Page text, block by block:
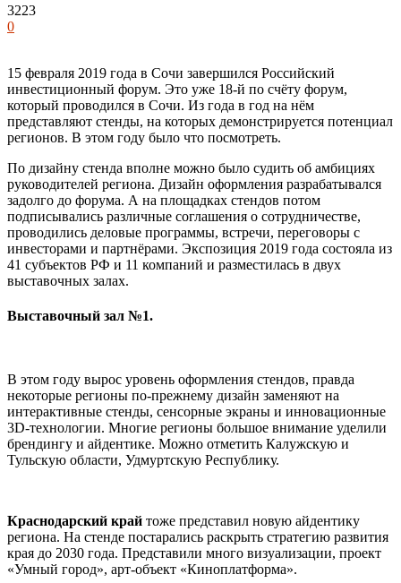
3223
0
15 февраля 2019 года в Сочи завершился Российский
инвестиционный форум. Это уже 18-й по счёту форум,
который проводился в Сочи. Из года в год на нём
представляют стенды, на которых демонстрируется потенциал
регионов. В этом году было что посмотреть.
По дизайну стенда вполне можно было судить об амбициях
руководителей региона. Дизайн оформления разрабатывался
задолго до форума. А на площадках стендов потом
подписывались различные соглашения о сотрудничестве,
проводились деловые программы, встречи, переговоры с
инвесторами и партнёрами. Экспозиция 2019 года состояла из
41 субъектов РФ и 11 компаний и разместилась в двух
выставочных залах.
Выставочный зал №1.
В этом году вырос уровень оформления стендов, правда
некоторые регионы по-прежнему дизайн заменяют на
интерактивные стенды, сенсорные экраны и инновационные
3D-технологии. Многие регионы большое внимание уделили
брендингу и айдентике. Можно отметить Калужскую и
Тульскую области, Удмуртскую Республику.
Краснодарский край тоже представил новую айдентику
региона. На стенде постарались раскрыть стратегию развития
края до 2030 года. Представили много визуализации, проект
«Умный город», арт-объект «Киноплатформа».